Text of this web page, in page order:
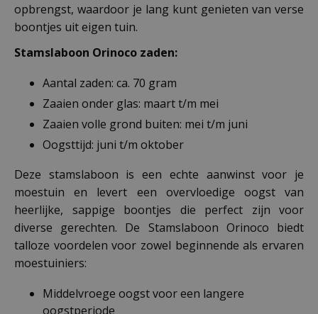
opbrengst, waardoor je lang kunt genieten van verse
boontjes uit eigen tuin.
Stamslaboon Orinoco zaden:
Aantal zaden: ca. 70 gram
Zaaien onder glas: maart t/m mei
Zaaien volle grond buiten: mei t/m juni
Oogsttijd: juni t/m oktober
Deze stamslaboon is een echte aanwinst voor je
moestuin en levert een overvloedige oogst van
heerlijke, sappige boontjes die perfect zijn voor
diverse gerechten. De Stamslaboon Orinoco biedt
talloze voordelen voor zowel beginnende als ervaren
moestuiniers:
Middelvroege oogst voor een langere
oogstperiode